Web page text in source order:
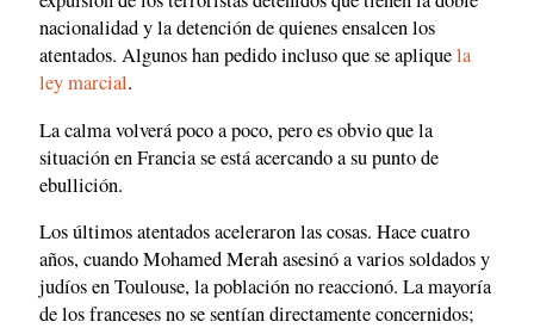
nacionalidad y la detención de quienes ensalcen los
atentados. Algunos han pedido incluso que se apliquela
ley marcial.
La calma volverá poco a poco, pero es obvio que la
situación en Francia se está acercando a su punto de
ebullición.
Los últimos atentados aceleraron las cosas. Hace cuatro
años, cuando Mohamed Merah asesinó a varios soldados y
judíos en Toulouse, la población no reaccionó. La mayoría
de los franceses no se sentían directamente concernidos;